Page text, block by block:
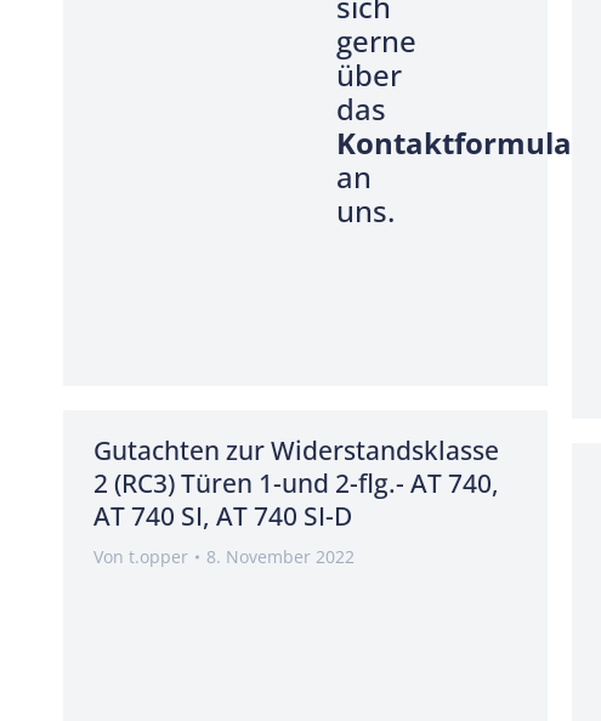
gerne
über
das
Kontaktformular
an
uns.
Gutachten zur Widerstandsklasse
2 (RC3) Türen 1-und 2-flg.- AT 740,
AT 740 SI, AT 740 SI-D
Von t.opper 8. November 2022